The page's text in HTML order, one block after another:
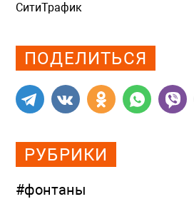
СитиТрафик
ПОДЕЛИТЬСЯ
РУБРИКИ
#фонтаны